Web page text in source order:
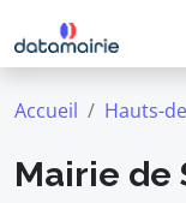
Accueil Hauts-
Mairie de